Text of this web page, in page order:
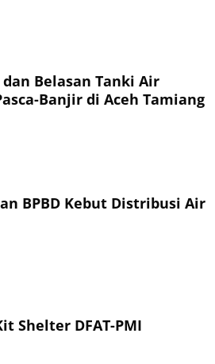
dan Belasan Tanki Air
Banjir di Aceh Tamiang
BPBD Kebut Distribusi Air
Shelter DFAT-PMI